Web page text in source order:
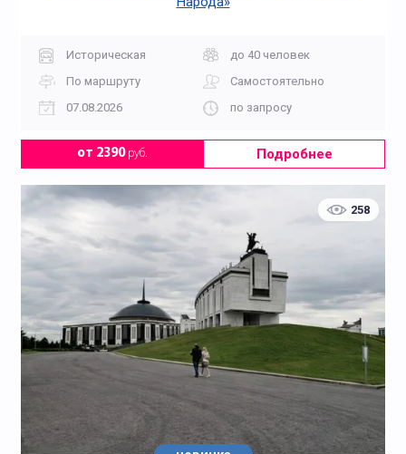
Историческая
до 40 человек
По маршруту
Самостоятельно
07.08.2026
по запросу
от 2390руб. Подробнее
258